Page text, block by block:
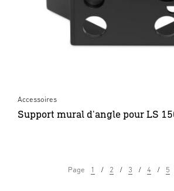
Accessoires
Support mural d'angle pour LS
Page 1 2 3 4 5